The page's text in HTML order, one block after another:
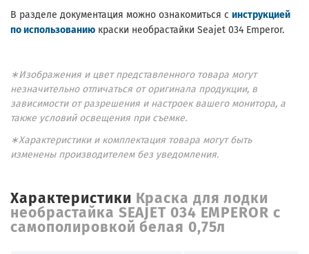
В разделе документация можно ознакомиться с инструкцией
по использованию краски необрастайки Seajet 034 Emperor.
∗Изображения и цвет представленного товара могут
незначительно отличаться от оригинала продукции, в
зависимости от разрешения и настроек вашего монитора, а
также условий освещения при съемке.
∗Характеристики и комплектация товара могут быть
изменены производителем без уведомления.
Характеристики Краска для лодки
необрастайка SEAJET 034 EMPEROR с
самополировкой белая 0,75л